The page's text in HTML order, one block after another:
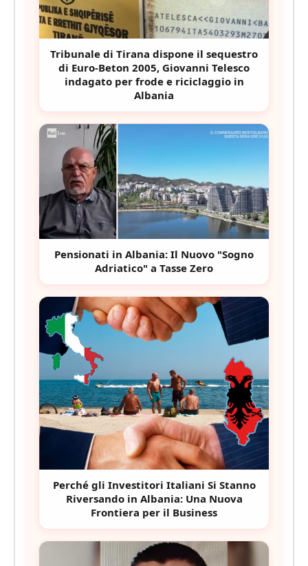
Tribunale di Tirana dispone il sequestro
di Euro-Beton 2005, Giovanni Telesco
indagato per frode e riciclaggio in
Albania
Pensionati in Albania: Il Nuovo "Sogno
Adriatico" a Tasse Zero
Perché gli Investitori Italiani Si Stanno
Riversando in Albania: Una Nuova
Frontiera per il Business